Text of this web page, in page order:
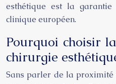
esthétique est la garantie
clinique européen.
Pourquoi choisir
chirurgie
Sans parler de la proximité